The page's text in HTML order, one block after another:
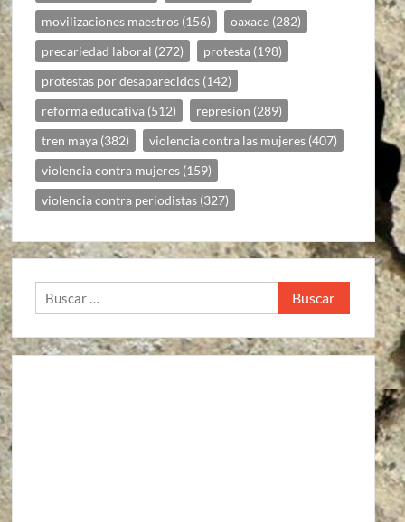
movilizaciones maestros (156) oaxaca (282)
precariedad laboral (272) protesta (198)
protestas por desaparecidos (142)
reforma educativa (512) represion (289)
tren maya (382) violencia contra las mujeres (407)
violencia contra mujeres (159)
violencia contra periodistas (327)
Buscar: